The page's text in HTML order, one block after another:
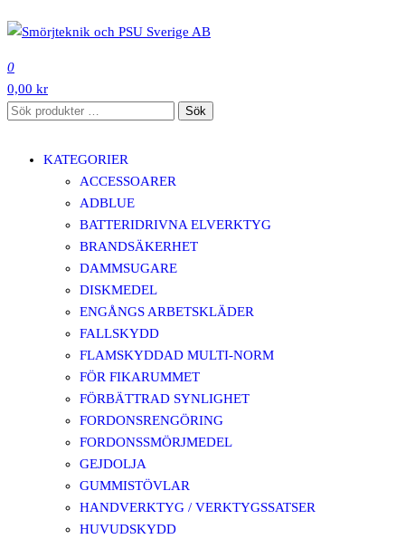
till
innehåll
0
0,00 kr
Sök
Sök
KATEGORIER
ACCESSOARER
ADBLUE
BATTERIDRIVNA ELVERKTYG
BRANDSÄKERHET
DAMMSUGARE
DISKMEDEL
ENGÅNGS ARBETSKLÄDER
FALLSKYDD
FLAMSKYDDAD MULTI-NORM
FÖR FIKARUMMET
FÖRBÄTTRAD SYNLIGHET
FORDONSRENGÖRING
FORDONSSMÖRJMEDEL
GEJDOLJA
GUMMISTÖVLAR
HANDVERKTYG / VERKTYGSSATSER
HUVUDSKYDD